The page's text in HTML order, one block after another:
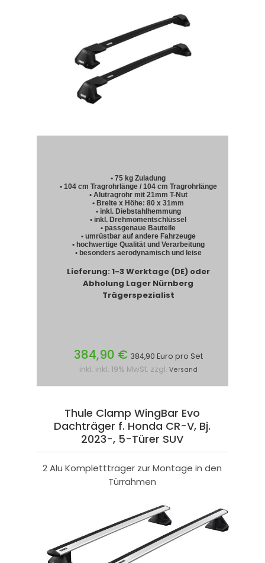
• 75 kg Zuladung
• 104 cm Tragrohrlänge / 104 cm Tragrohrlänge
• Alutragrohr mit 21mm T-Nut
• Breite x Höhe: 80 x 31mm
• inkl. Diebstahlhemmung
• inkl. Drehmomentschlüssel
• passgenaue Bauteile
• umrüstbar auf andere Fahrzeuge
• hochwertige Qualität und Verarbeitung
• besonders aerodynamisch und leise
Lieferung: 1-3 Werktage (DE) oder
Abholung Lager Nürnberg
Trägerspezialist
384,90 € 384,90 Euro pro Set
inkl. inkl. 19% MwSt. zzgl. Versand
Thule Clamp WingBar Evo
Dachträger f. Honda CR-V, Bj.
2023-, 5-Türer SUV
2 Alu Komplettträger zur Montage in den
Türrahmen